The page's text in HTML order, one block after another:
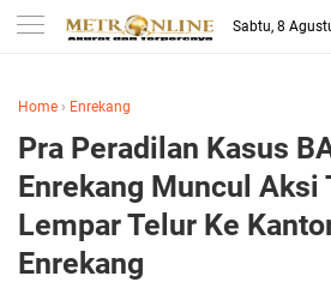
Sabtu, 8
Home › Enrekang
Pra Peradilan Kasus
Enrekang Muncul Aksi
Lempar Telur Ke
Enrekang